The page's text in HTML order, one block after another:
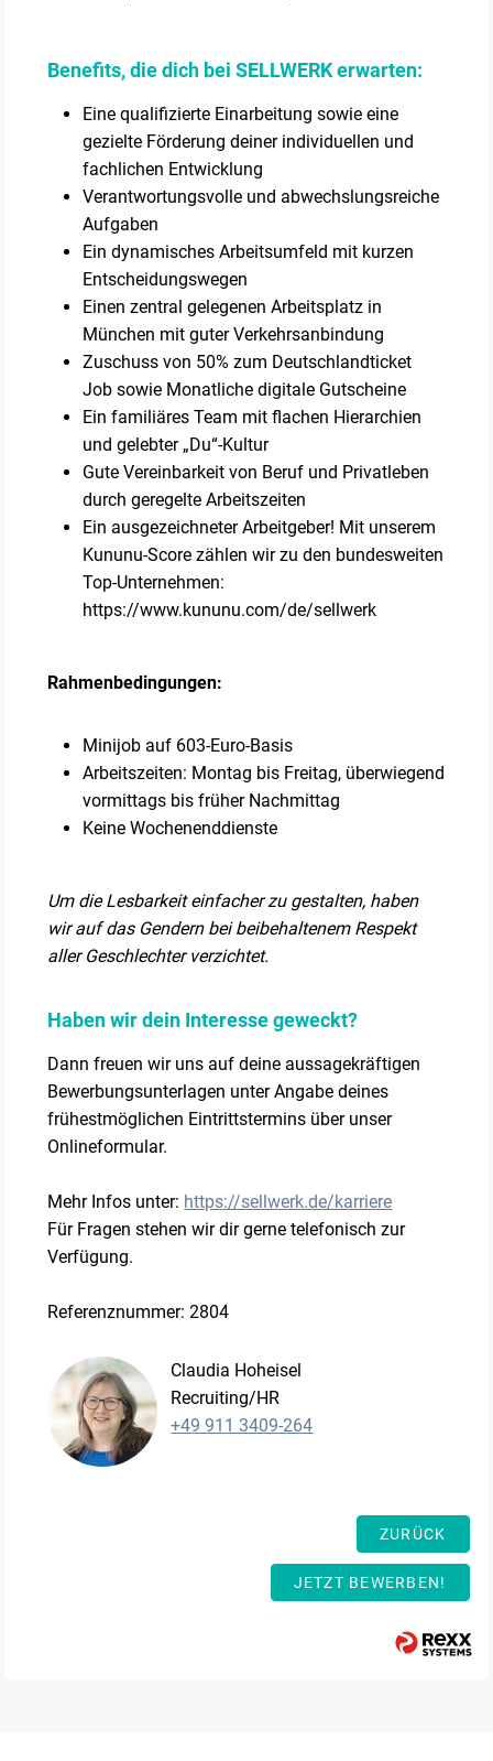
Benefits, die dich bei SELLWERK erwarten:
Eine qualifizierte Einarbeitung sowie eine
gezielte Förderung deiner individuellen und
fachlichen Entwicklung
Verantwortungsvolle und abwechslungsreiche
Aufgaben
Ein dynamisches Arbeitsumfeld mit kurzen
Entscheidungswegen
Einen zentral gelegenen Arbeitsplatz in
München mit guter Verkehrsanbindung
Zuschuss von 50% zum Deutschlandticket
Job sowie Monatliche digitale Gutscheine
Ein familiäres Team mit flachen Hierarchien
und gelebter „Du“-Kultur
Gute Vereinbarkeit von Beruf und Privatleben
durch geregelte Arbeitszeiten
Ein ausgezeichneter Arbeitgeber! Mit unserem
Kununu-Score zählen wir zu den bundesweiten
Top-Unternehmen:
https://www.kununu.com/de/sellwerk
Rahmenbedingungen:
Minijob auf 603-Euro-Basis
Arbeitszeiten: Montag bis Freitag, überwiegend
vormittags bis früher Nachmittag
Keine Wochenenddienste
Um die Lesbarkeit einfacher zu gestalten, haben
wir auf das Gendern bei beibehaltenem Respekt
aller Geschlechter verzichtet.
Haben wir dein Interesse geweckt?
Dann freuen wir uns auf deine aussagekräftigen
Bewerbungsunterlagen unter Angabe deines
frühestmöglichen Eintrittstermins über unser
Onlineformular.
Mehr Infos unter: https://sellwerk.de/karriere
Für Fragen stehen wir dir gerne telefonisch zur
Verfügung.
Referenznummer: 2804
Claudia Hoheisel
Recruiting/HR
+49 911 3409-264
ZURÜCK
JETZT BEWERBEN!